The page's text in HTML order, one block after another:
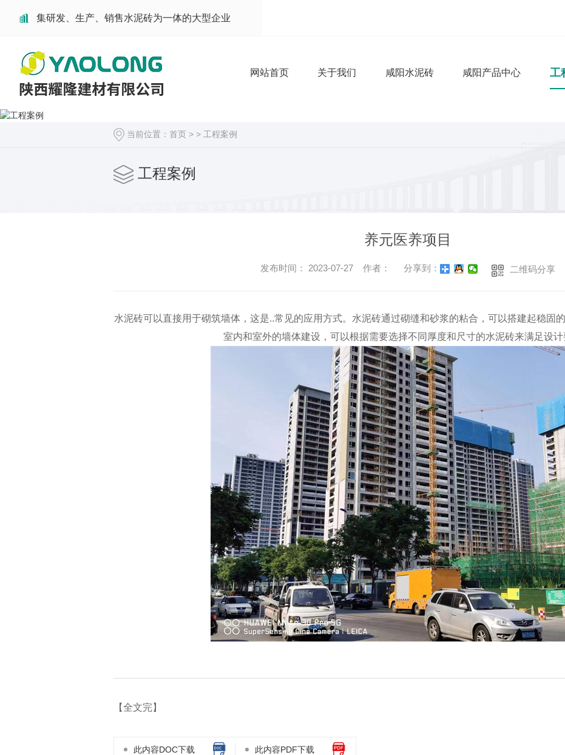
集研发、生产、销售水泥砖为一体的大型企业
网站首页 关于我们 咸阳水泥砖 咸阳产品中心 工
当前位置： 首页 > > 工程案例
工程案例
养元医养项目
发布时间： 2023-07-27 作者： 分享到： 二维码分享
水泥砖可以直接用于砌筑墙体，这是..常见的应用方式。水泥砖通过砌缝和砂浆的粘合，可以搭建起稳固
室内和室外的墙体建设，可以根据需要选择不同厚度和尺寸的水泥砖来满足设计
【全文完】
此内容DOC下载 此内容PDF下载